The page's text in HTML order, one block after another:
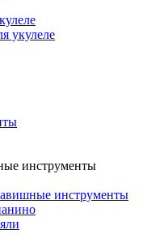
укулеле
инструменты
инструменты